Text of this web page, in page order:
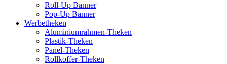
Roll-Up Banner
Pop-Up Banner
Werbetheken
Aluminiumrahmen-Theken
Plastik-Theken
Panel-Theken
Rollkoffer-Theken